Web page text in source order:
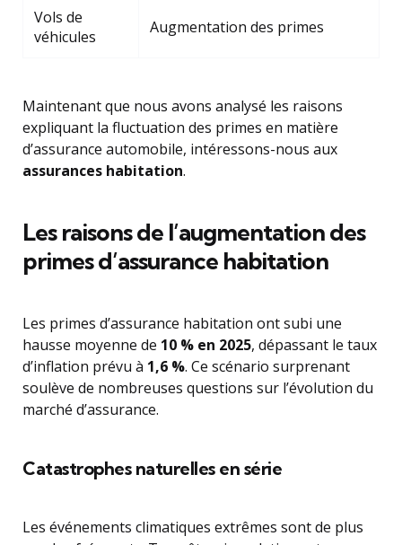
Vols de
véhicules
Augmentation des primes
Maintenant que nous avons analysé les raisons
expliquant la fluctuation des primes en matière
d’assurance automobile, intéressons-nous aux
assurances habitation.
Les raisons de l’augmentation des
primes d’assurance habitation
Les primes d’assurance habitation ont subi une
hausse moyenne de 10 % en 2025, dépassant le taux
d’inflation prévu à 1,6 %. Ce scénario surprenant
soulève de nombreuses questions sur l’évolution du
marché d’assurance.
Catastrophes naturelles en série
Les événements climatiques extrêmes sont de plus